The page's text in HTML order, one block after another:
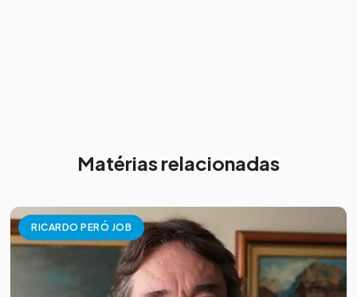
Matérias relacionadas
RICARDO PERÓ JOB